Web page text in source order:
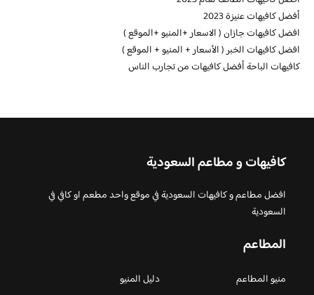
أفضل كافيهات عنيزة 2023
افضل كافيهات جازان ( الاسعار +المنيو +الموقع )
افضل كافيهات الخبر ( الأسعار + المنيو + الموقع )
كافيهات الباحة أفضل كافيهات من تجارب الناس
كافيهات و مطاعم السعودية
افضل مطاعم و كافيهات السعودية في موقع واحد مطعم او كافي في
السعودية
المطاعم
منيو المطاعم
دليل المنيو